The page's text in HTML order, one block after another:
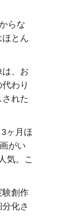
らな
ほとん
は、お
わり
れた
ヶ月ほ
がい
気。こ
験創作
化さ